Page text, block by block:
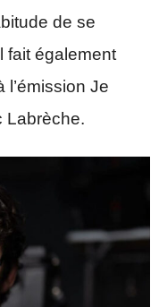
de se
fait également
Je
Labrèche.